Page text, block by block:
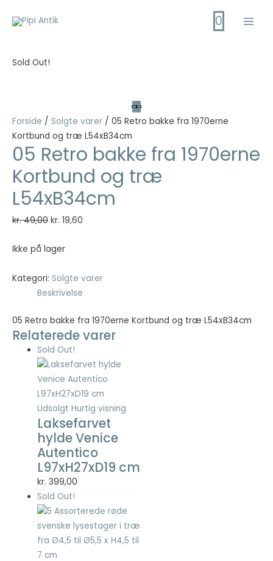
0
Sold Out!
Forside / Solgte varer / 05 Retro bakke fra 1970erne
Kortbund og træ L54xB34cm
05 Retro bakke fra 1970erne
Kortbund og træ
L54xB34cm
kr.49,00 Den
pris
kr. 49,00.
kr. 19,60
kr. 19,60.
Ikke på lager
Kategori: Solgte varer
Beskrivelse
05 Retro bakke fra 1970erne Kortbund og træ L54xB34cm
Relaterede varer
Sold Out!
Udsolgt Hurtig visning
Laksefarvet
hylde Venice
Autentico
L97xH27xD19 cm
kr. 399,00
Sold Out!
Nødvendige
cookies hjælper
med at gøre en
hjemmeside
brugbar ved at
aktivere
grundlæggende
funktioner
såsom side-
navigation og
adgang til sikre
områder af
hjemmesiden.
Hjemmesiden
kan ikke fungere
ordentligt uden
disse cookies.
Statistisk